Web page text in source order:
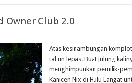
Owner Club 2.0
Atas kesinambungan
tahun lepas. Buat julung
menghimpunkan pemilik-
Kanicen Nix di Hulu Langat